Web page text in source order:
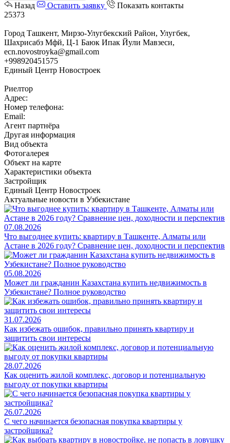
Назад Оставить заявку
Показать контакты
25373
Город Ташкент, Мирзо-Улугбекский Район, Улугбек,
Шахрисабз Мфй, Ц-1 Баюк Ипак Йули Мавзеси,
ecn.novostroyka@gmail.com
+998920451575
Единый Центр Новостроек
Риелтор
Адрес:
Номер телефона:
Email:
Агент партнёра
Другая информация
Вид объекта
Фотогалерея
Объект на карте
Характеристики объекта
Застройщик
Единый Центр Новостроек
Актуальные новости в Узбекистане
07.08.2026
Что выгоднее купить: квартиру в Ташкенте, Алматы или
Астане в 2026 году? Сравнение цен, доходности и перспектив
05.08.2026
Может ли гражданин Казахстана купить недвижимость в
Узбекистане? Полное руководство
31.07.2026
Как избежать ошибок, правильно принять квартиру и
защитить свои интересы
28.07.2026
Как оценить жилой комплекс, договор и потенциальную
выгоду от покупки квартиры
26.07.2026
С чего начинается безопасная покупка квартиры у
застройщика?